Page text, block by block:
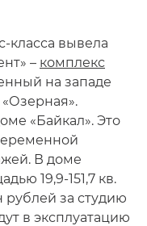
класса вывела
– комплекс
на западе
«Байкал». Это
В доме
19,9-151,7 кв.
рублей за студию
в эксплуатацию